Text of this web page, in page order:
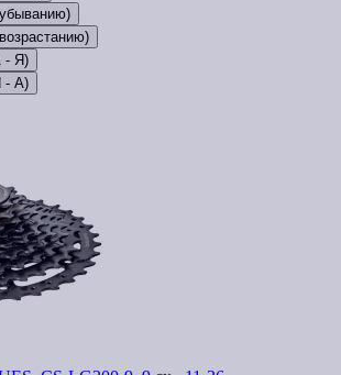
- Я)
- A)